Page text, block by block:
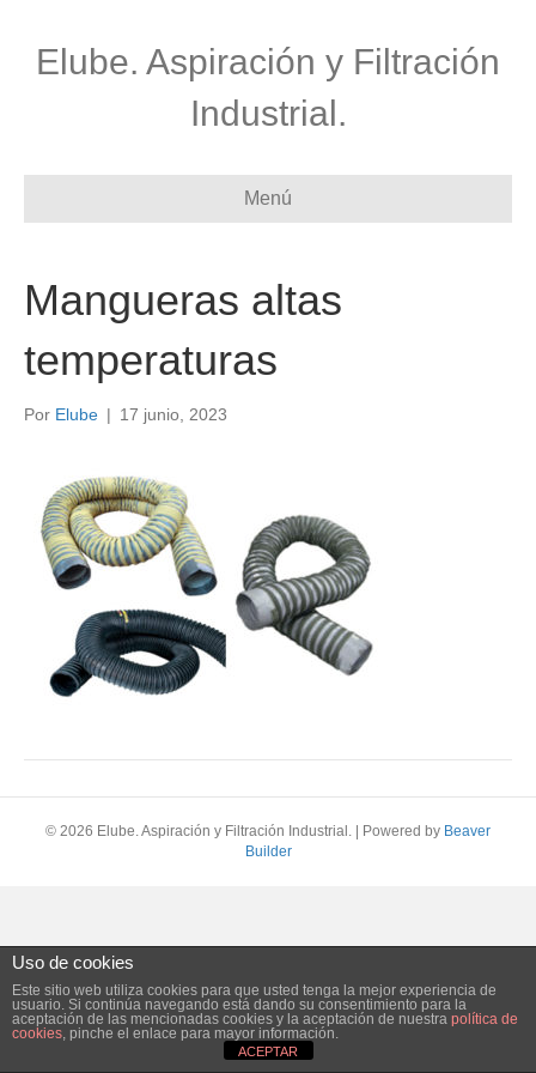
Elube. Aspiración y Filtración
Industrial.
Menú
Mangueras altas
temperaturas
Por Elube | 17 junio, 2023
© 2026 Elube. Aspiración y Filtración Industrial. Powered by Beaver
Builder
Uso de cookies
Este sitio web utiliza cookies para que usted tenga la mejor experiencia de
usuario. Si continúa navegando está dando su consentimiento para la
aceptación de las mencionadas cookies y la aceptación de nuestra política de
cookies, pinche el enlace para mayor información.
ACEPTAR